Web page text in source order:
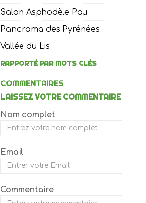
Salon Asphodèle Pau
Panorama des Pyrénées
Vallée du Lis
RAPPORTÉ PAR MOTS CLÉS
COMMENTAIRES
LAISSEZ VOTRE COMMENTAIRE
Nom complet
Email
Commentaire